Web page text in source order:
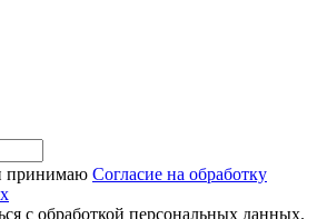
принимаю Согласие на обработку
с обработкой персональных данных.